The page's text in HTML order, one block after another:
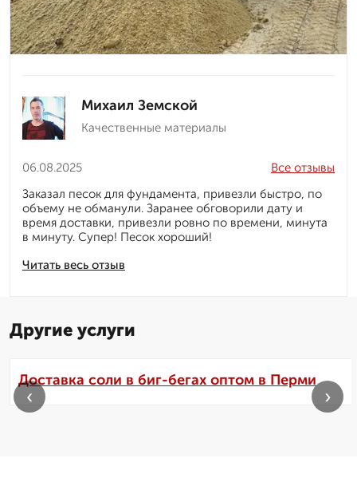
Михаил Земской
Качественные материалы
06.08.2025
Читать весь отзыв
Все отзывы
Заказал песок для фундамента, привезли быстро, по
объему не обманули. Заранее обговорили дату и
время доставки, привезли ровно по времени, минута
в минуту. Супер! Песок хороший!
Другие услуги
Доставка соли в биг-бегах оптом в Перми
‹ ›